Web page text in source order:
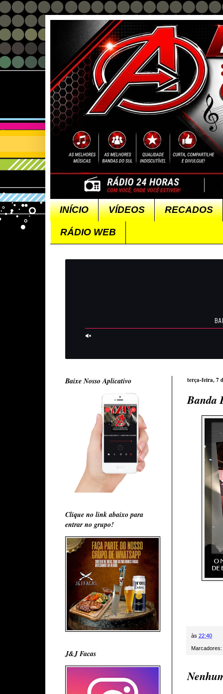
INÍCIO VÍDEOS RECADOS
RÁDIO WEB
terça-feira, 7
Banda
às 22:40
Marcadores:
Baixe Nosso Aplicativo
Clique no link abaixo para
entrar no grupo!
J&J Facas